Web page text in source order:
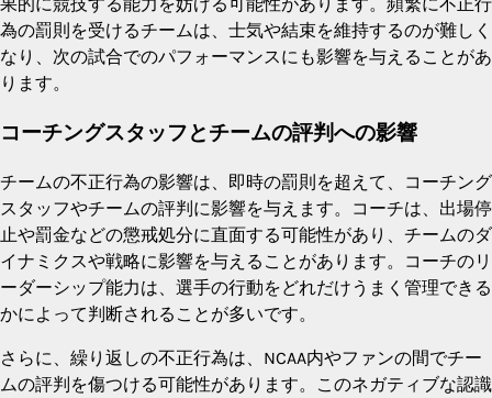
為の罰則を受けるチームは、士気や結束を維持するのが難しく
なり、次の試合でのパフォーマンスにも影響を与えることがあ
ります。
コーチングスタッフとチームの評判への影響
チームの不正行為の影響は、即時の罰則を超えて、コーチング
スタッフやチームの評判に影響を与えます。コーチは、出場停
止や罰金などの懲戒処分に直面する可能性があり、チームのダ
イナミクスや戦略に影響を与えることがあります。コーチのリ
ーダーシップ能力は、選手の行動をどれだけうまく管理できる
かによって判断されることが多いです。
さらに、繰り返しの不正行為は、NCAA内やファンの間でチー
ムの評判を傷つける可能性があります。このネガティブな認識